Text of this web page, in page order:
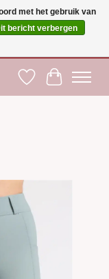
| Voor 17:00 besteld is
|
Verlanglijst
met het gebruik van
bericht verbergen